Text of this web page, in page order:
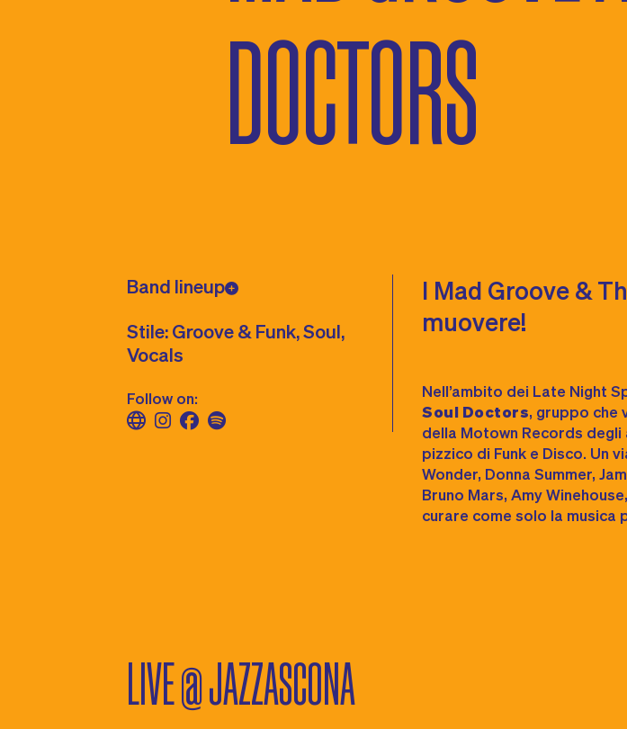
DOCTORS
Band lineup
Stile: Groove & Funk, Soul,
Vocals
Follow on:
I Mad Groove &
muovere!
Nell’ambito dei Late Night
Soul Doctors, gruppo che
della Motown Records degli
pizzico di Funk e Disco. Un
Wonder, Donna Summer,
Bruno Mars, Amy
curare come solo la musica
LIVE @ JAZZASCONA